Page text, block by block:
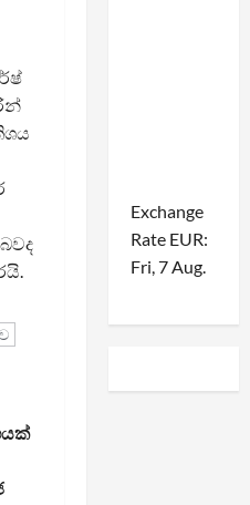
Exchange
Rate EUR:
Fri, 7 Aug.